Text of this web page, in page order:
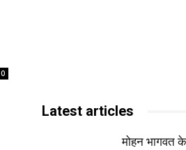
0
Latest articles
मोहन भागवत